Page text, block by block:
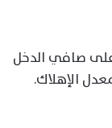
على صافي الدخل
الإهلاك.